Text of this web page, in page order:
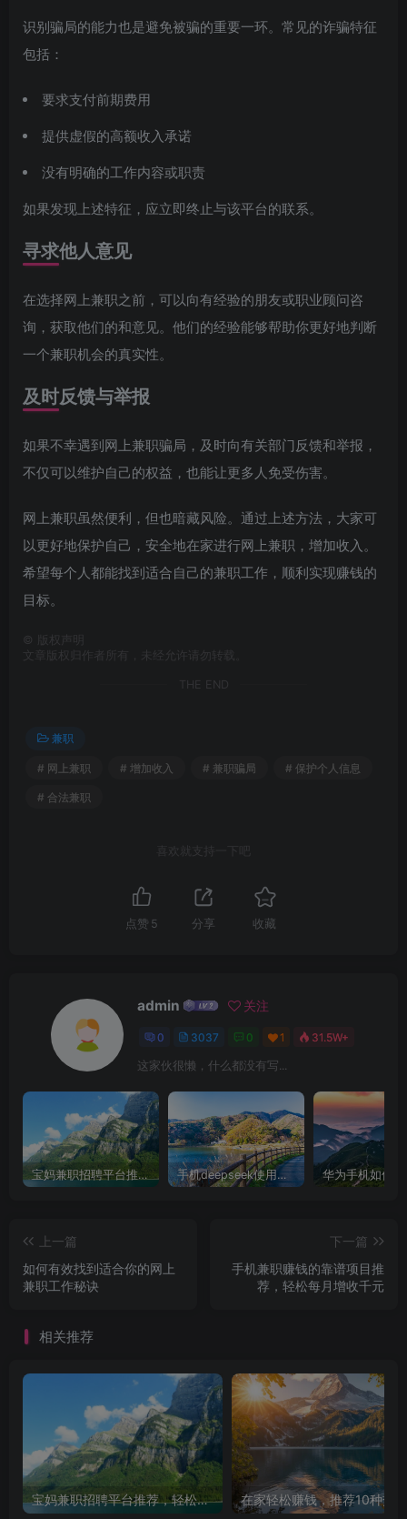
识别骗局的能力也是避免被骗的重要一环。常见的诈骗特征
包括：
要求支付前期费用
提供虚假的高额收入承诺
没有明确的工作内容或职责
如果发现上述特征，应立即终止与该平台的联系。
寻求他人意见
在选择网上兼职之前，可以向有经验的朋友或职业顾问咨
询，获取他们的和意见。他们的经验能够帮助你更好地判断
一个兼职机会的真实性。
及时反馈与举报
如果不幸遇到网上兼职骗局，及时向有关部门反馈和举报，
不仅可以维护自己的权益，也能让更多人免受伤害。
网上兼职虽然便利，但也暗藏风险。通过上述方法，大家可
以更好地保护自己，安全地在家进行网上兼职，增加收入。
希望每个人都能找到适合自己的兼职工作，顺利实现赚钱的
目标。
©
版权声明
文章版权归作者所有，未经允许请勿转载。
THE END
兼职
# 网上兼职 # 增加收入 # 兼职骗局 # 保护个人信息
# 合法兼职
喜欢就支持一下吧
点赞 5 分享 收藏
admin 关注
0 3037 0 1 31.5W+
这家伙很懒，什么都没有写...
宝妈兼职招聘平台推荐，轻松找到理想工作！ 手机deepseek使用全攻略，轻松实现画图与炒股功能
上一篇
如何有效找到适合你的网上
兼职工作秘诀
下一篇
手机兼职赚钱的靠谱项目推
荐，轻松每月增收千元
相关推荐
宝妈兼职招聘平台推荐，轻松找到理想工作！